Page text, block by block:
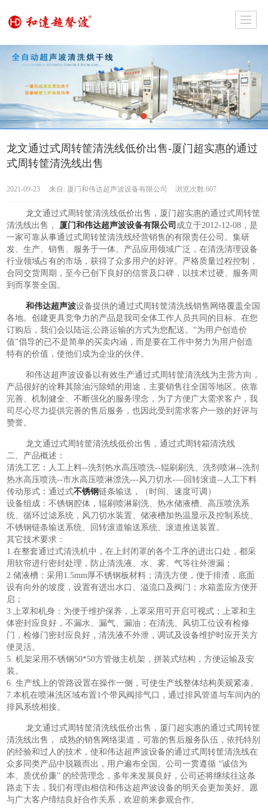
龙文通过式周转筐清洗线低价出售-厦门超实惠的通过
式周转筐清洗线出售
2021-09-23 来自: 厦门和伟达超声波设备有限公司 浏览次数:607
龙文通过式周转筐清洗线低价出售，厦门超实惠的通过式周转筐
清洗线出售， 厦门和伟达超声波设备有限公司 成立于2012-12-08，是
一家可靠从事通过式周转筐清洗线经营销售的有限责任公司。集研
发、生产、销售、服务于一体。产品应用领域广泛，在清洗清理设备
行业领域占有的市场，获得了众多用户的好评。严格质量过程控制，
合同交货周期，至今已创下良好的信誉及口碑，以技术过硬、服务周
到而享誉全国。
和伟达超声波设备提供的通过式周转筐清洗线销售网络覆盖全国
各地。创建更具竞争力的产品是我司全体工作人员共同的目标。在您
订购后，我们会以陆运;公路运输的方式为您配送。“为用户创造价
值”倡导的已不是简单的买卖内涵，而是要在工作中努力为用户创造
特有的价值，使他们成为企业的伙伴。
和伟达超声波设备以有效生产通过式周转筐清洗线为主营方向，
产品很好的诠释其除油污除蜡的用途，主要销售往全国等地区。依靠
完善、机制健全、不断强化的服务理念，为了方便广大需求客户，我
司尽心尽力提供完善的售后服务，也因此受到需求客户一致的好评与
赞誉。
龙文通过式周转筐清洗线低价出售，通过式周转箱清洗线
二、产品概述：
清洗工艺：人工上料--洗剂热水高压喷洗--辊刷刷洗、洗剂喷淋--洗剂
热水高压喷洗--市水高压喷淋漂洗---风刀切水-—回转滚道--人工下料
传动形式：通过式不锈钢链条输送，（时间、速度可调）
设备组成：不锈钢腔体，辊刷喷淋刷洗、热水储液槽、高压喷洗系
统、循环过滤系统，风刀切水装置、储液槽加热温显示及控制系统、
不锈钢链条输送系统、回转滚道输送系统、滚道推送装置。
其它技术要求：
1.在整套通过式清洗机中，在上封闭罩的各个工序的进出口处，都采
用软帘进行密封处理，防止清洗液、水、雾、气等往外泄漏；
2.储液槽：采用1.5mm厚不锈钢板材料；清洗方便，便于排渣，底面
设有向外的坡度，设置有进出水口、溢流口及阀门；水箱盖应方便开
启；
3.上罩和机身：为便于维护保养，上罩采用可开启可视式；上罩和主
体密封应良好，不漏水、漏气、漏油；在清洗、风切工位设有检修
门，检修门密封应良好，清洗液不外泄，调试及设备维护时应开关方
便灵活。
5. 机架采用不锈钢50*50方管做主机架，拼装式结构，方便运输及安
装。
6. 生产线上的管路设置在操作一侧，可使生产线整体结构美观紧凑。
7.本机在喷淋洗区域布置1个带风阀排气口，通过排风管道与车间内的
排风系统相接。
龙文通过式周转筐清洗线低价出售，厦门超实惠的通过式周转筐
清洗线出售， 成熟的销售网络渠道，可靠的售后服务队伍，依托特别
的经验和过人的技术，使和伟达超声波设备的通过式周转筐清洗线在
众多同类产品中脱颖而出，用户遍布全国。公司一贯遵循 “诚信为
本、质优价廉” 的经营理念，多年来发展良好，公司还将继续往这条
路走下去，我们有理由相信和伟达超声波设备的明天会更加美好。愿
与广大客户缔结良好合作关系，欢迎前来参观合作。